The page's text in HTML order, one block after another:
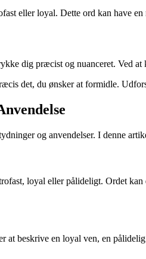
eller loyal. Dette ord kan have
dig præcist og nuanceret. Ved
det, du ønsker at formidle.
og anvendelser. I denne
loyal eller pålideligt. Ordet
at beskrive en loyal ven, en